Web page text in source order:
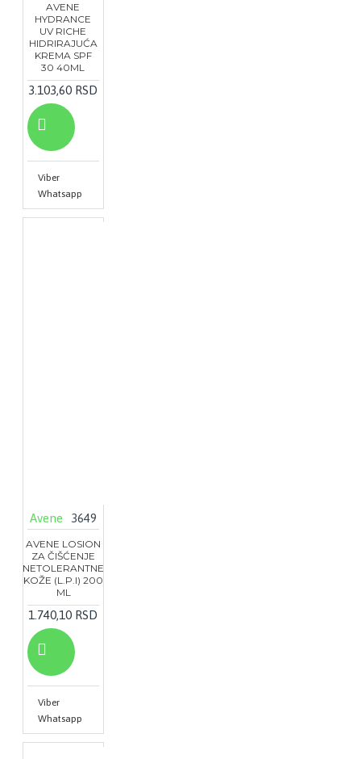
AVENE
HYDRANCE
UV RICHE
HIDRIRAJUĆA
KREMA SPF
30 40ML
3.103,60 RSD
Viber
Whatsapp
Avene 3649
AVENE LOSION
ZA ČIŠĆENJE
NETOLERANTNE
KOŽE (L.P.I) 200
ML
1.740,10 RSD
Viber
Whatsapp